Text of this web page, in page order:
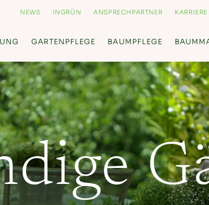
NEWS INGRÜN ANSPRECHPARTNER KARRIERE
GARTENPFLEGE BAUMPFLEGE